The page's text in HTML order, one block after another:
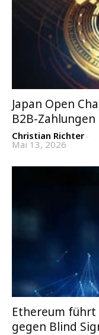
Japan Open
B2B-Zahlungen
Christian Richter-
Mai 13, 2026
Ethereum führt
gegen Blind